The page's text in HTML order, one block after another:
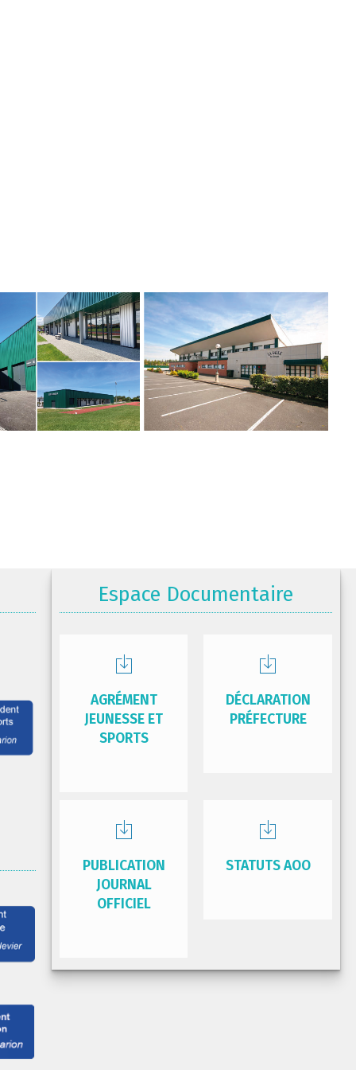
Espace Documentaire
AGRÉMENT
JEUNESSE ET
SPORTS
DÉCLARATION
PRÉFECTURE
PUBLICATION
JOURNAL
OFFICIEL
STATUTS AOO